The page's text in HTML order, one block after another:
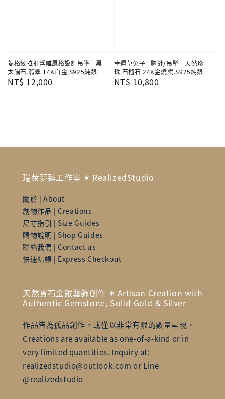
菱格紋拉扣浮雕風格設計吊墜 - 黑
太陽石.翡翠.14K白金.S925純銀
Regular
NT$ 12,000
幸運草兔子 | 胸針/吊墜 - 天然珍
珠.石榴石.24K金燒賦.S925純銀
Regular
NT$ 10,800
瑞萊夢臻工作室 ✶ RealizedStudio
關於 | About
創物作品 | Creations
尺寸指引 | Size Guides
購物說明 | Shop Guides
聯絡我們 | Contact us
快速結帳 | Express Checkout
天然寶石金銀藝飾創作 ✶ Artisan Creation with
Authentic Gemstone, Solid Gold & Silver
作品皆為孤品創作，或僅以非常有限的數量呈現。
Creations are available as one-of-a-kind or in
very limited quantities. Inquiry at:
realizedstudio@outlook.com or Line
@realizedstudio